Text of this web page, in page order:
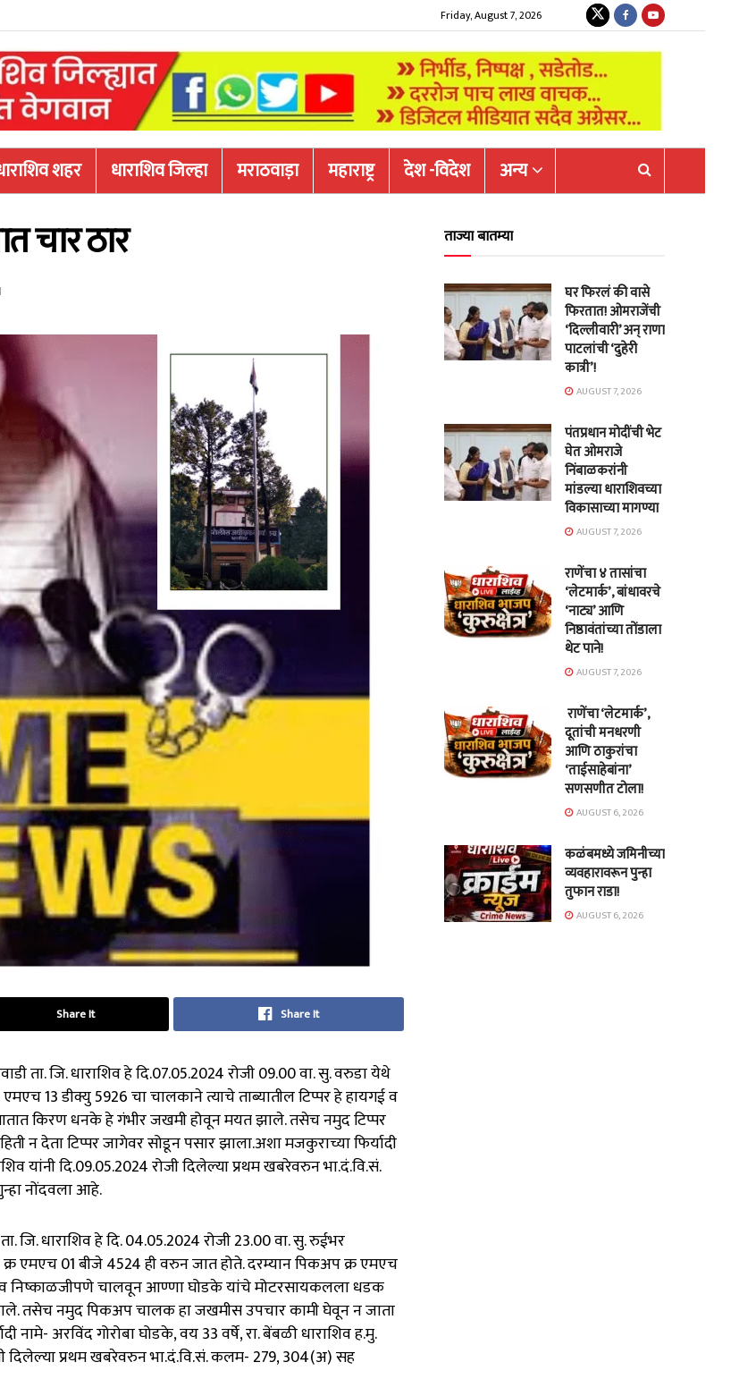
Friday, August 7, 2026
शहर धाराशिव जिल्हा मराठवाड़ा महाराष्ट्र देश -विदेश अन्य
चार ठार
Share It Share It
ता. जि. धाराशिव हे दि.07.05.2024 रोजी 09.00 वा. सु. वरुडा येथे
13 डीक्यु 5926 चा चालकाने त्याचे ताब्यातील टिप्पर हे हायगई व
किरण धनके हे गंभीर जखमी होवून मयत झाले. तसेच नमुद टिप्पर
न देता टिप्पर जागेवर सोडून पसार झाला.अशा मजकुराच्या फिर्यादी
यांनी दि.09.05.2024 रोजी दिलेल्या प्रथम खबरेवरुन भा.दं.वि.सं.
नोंदवला आहे.
जि. धाराशिव हे दि. 04.05.2024 रोजी 23.00 वा. सु. रुईभर
01 बीजे 4524 ही वरुन जात होते. दरम्यान पिकअप क्र एमएच
निष्काळजीपणे चालवून आण्णा घोडके यांचे मोटरसायकलला धडक
तसेच नमुद पिकअप चालक हा जखमीस उपचार कामी घेवून न जाता
नामे- अरविंद गोरोबा घोडके, वय 33 वर्षे, रा. बेंबळी धाराशिव ह.मु.
दिलेल्या प्रथम खबरेवरुन भा.दं.वि.सं. कलम- 279, 304(अ) सह
ताज्या बातम्या
घर फिरलं की वासे
फिरतात! ओमराजेंची
‘दिल्लीवारी’ अन् राणा
पाटलांची ‘दुहेरी
कात्री’!
AUGUST 7, 2026
पंतप्रधान मोदींची भेट
घेत ओमराजे
निंबाळकरांनी
मांडल्या धाराशिवच्या
विकासाच्या मागण्या
AUGUST 7, 2026
राणेंचा ४ तासांचा
‘लेटमार्क’, बांधावरचे
‘नाट्य’ आणि
निष्ठावंतांच्या तोंडाला
थेट पाने!
AUGUST 7, 2026
राणेंचा ‘लेटमार्क’,
दूतांची मनधरणी
आणि ठाकुरांचा
‘ताईसाहेबांना’
सणसणीत टोला!
AUGUST 6, 2026
कळंबमध्ये जमिनीच्या
व्यवहारावरून पुन्हा
तुफान राडा!
AUGUST 6, 2026